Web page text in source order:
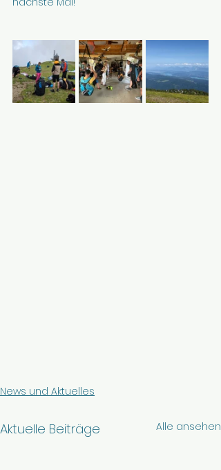
News und Aktuelles
Aktuelle Beiträge Alle ansehen